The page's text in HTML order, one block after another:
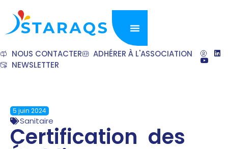
NOUS CONTACTER
ADHÉRER À L'ASSOCIATION
NEWSLETTER
5 juin 2024
Sanitaire
Certification des